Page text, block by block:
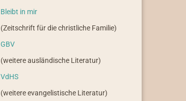
Bleibt in mir
(Zeitschrift für die christliche Familie)
GBV
(weitere ausländische Literatur)
VdHS
(weitere evangelistische Literatur)